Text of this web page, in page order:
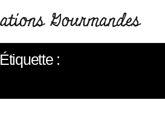
Étiquette :